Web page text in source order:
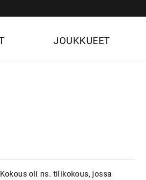
JOUKKUEET
oli ns. tilikokous, jossa